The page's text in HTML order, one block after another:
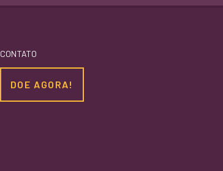
CONTATO
DOE AGORA!